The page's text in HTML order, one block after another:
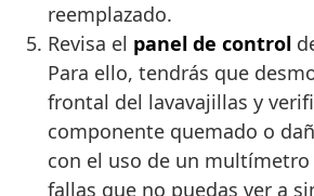
reemplazado.
Revisa el panel de control
Para ello, tendrás que
frontal del lavavajillas y
componente quemado o
con el uso de un
fallas que no puedas ver a